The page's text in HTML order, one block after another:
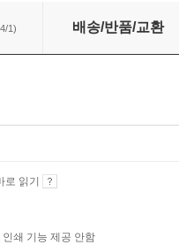
1) 배송/반품/교환
로 읽기
쇄 기능 제공 안함